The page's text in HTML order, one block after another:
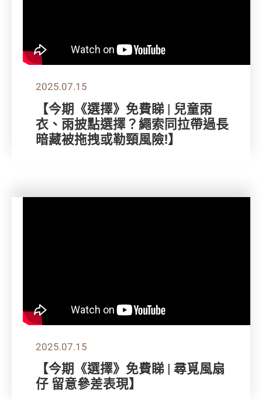
2025.07.15
【今期《選擇》免費睇 | 兒童雨
衣、雨披點選擇？繩索同拉帶過長
暗藏被拖拽或勒頸風險!】
2025.07.15
【今期《選擇》免費睇 | 尋覓風扇
仔 留意參差表現】